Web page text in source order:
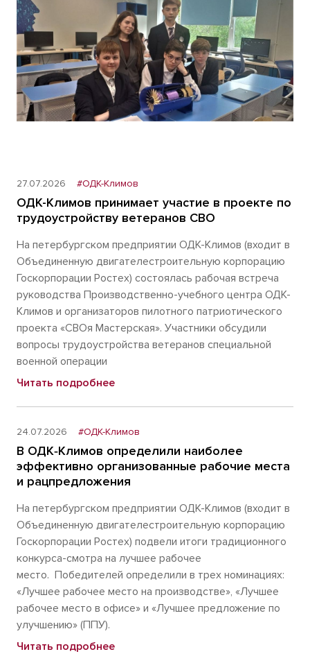
27.07.2026 #ОДК-Климов
ОДК-Климов принимает участие в проекте по
трудоустройству ветеранов СВО
На петербургском предприятии ОДК-Климов (входит в
Объединенную двигателестроительную корпорацию
Госкорпорации Ростех) состоялась рабочая встреча
руководства Производственно-учебного центра ОДК-
Климов и организаторов пилотного патриотического
проекта «СВОя Мастерская». Участники обсудили
вопросы трудоустройства ветеранов специальной
военной операции
Читать подробнее
24.07.2026 #ОДК-Климов
В ОДК‑Климов определили наиболее
эффективно организованные рабочие места
и рацпредложения
На петербургском предприятии ОДК-Климов (входит в
Объединенную двигателестроительную корпорацию
Госкорпорации Ростех) подвели итоги традиционного
конкурса-смотра на лучшее рабочее
место. Победителей определили в трех номинациях:
«Лучшее рабочее место на производстве», «Лучшее
рабочее место в офисе» и «Лучшее предложение по
улучшению» (ППУ).
Читать подробнее